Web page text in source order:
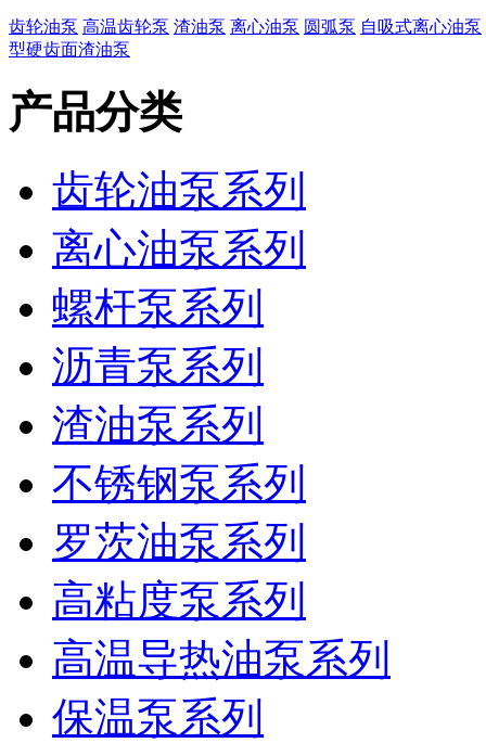
齿轮油泵 高温齿轮泵 渣油泵 离心油泵 圆弧泵 自吸式离心油泵
型硬齿面渣油泵
产品分类
齿轮油泵系列
离心油泵系列
螺杆泵系列
沥青泵系列
渣油泵系列
不锈钢泵系列
罗茨油泵系列
高粘度泵系列
高温导热油泵系列
保温泵系列